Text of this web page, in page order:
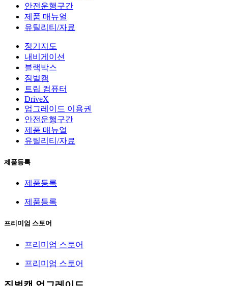
안전운행구간
제품 매뉴얼
유틸리티/자료
정기지도
내비게이션
블랙박스
짐벌캠
트립 컴퓨터
DriveX
업그레이드 이용권
안전운행구간
제품 매뉴얼
유틸리티/자료
제품등록
제품등록
제품등록
프리미엄 스토어
프리미엄 스토어
프리미엄 스토어